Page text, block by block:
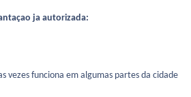
ja autorizada:
vezes funciona em algumas partes da cidade